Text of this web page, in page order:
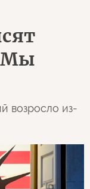
Мы
возросло из-